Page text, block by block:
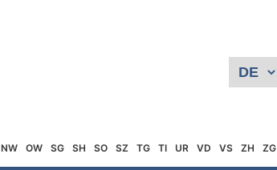
NW OW SG SH SO SZ TG TI UR VD VS ZH ZG